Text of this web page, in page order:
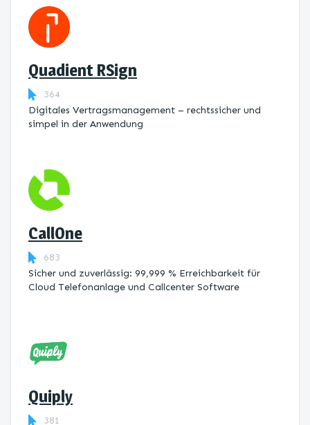
Quadient RSign
364
Digitales Vertragsmanagement – rechtssicher und
simpel in der Anwendung
CallOne
683
Sicher und zuverlässig: 99,999 % Erreichbarkeit für
Cloud Telefonanlage und Callcenter Software
Quiply
381